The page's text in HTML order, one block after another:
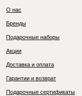
О нас
Бренды
Подарочные наборы
Акции
Доставка и оплата
Гарантии и возврат
Подарочные сертификаты